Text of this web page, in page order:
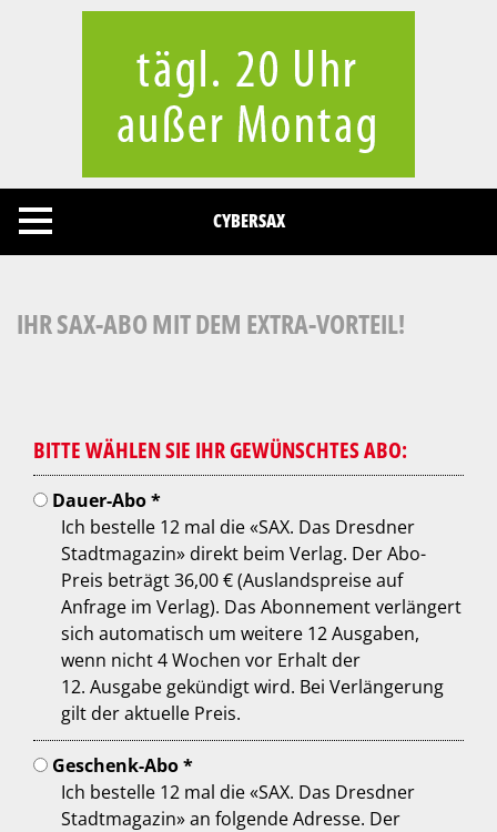
CYBERSAX
IHR SAX-ABO MIT DEM EXTRA-VORTEIL!
BITTE WÄHLEN SIE IHR GEWÜNSCHTES ABO:
Dauer-Abo *
Ich bestelle 12 mal die «SAX. Das Dresdner
Stadtmagazin» direkt beim Verlag. Der Abo-
Preis beträgt 36,00 € (Auslandspreise auf
Anfrage im Verlag). Das Abonnement verlängert
sich automatisch um weitere 12 Ausgaben,
wenn nicht 4 Wochen vor Erhalt der
12. Ausgabe gekündigt wird. Bei Verlängerung
gilt der aktuelle Preis.
Geschenk-Abo *
Ich bestelle 12 mal die «SAX. Das Dresdner
Stadtmagazin» an folgende Adresse. Der
Cookies management panel